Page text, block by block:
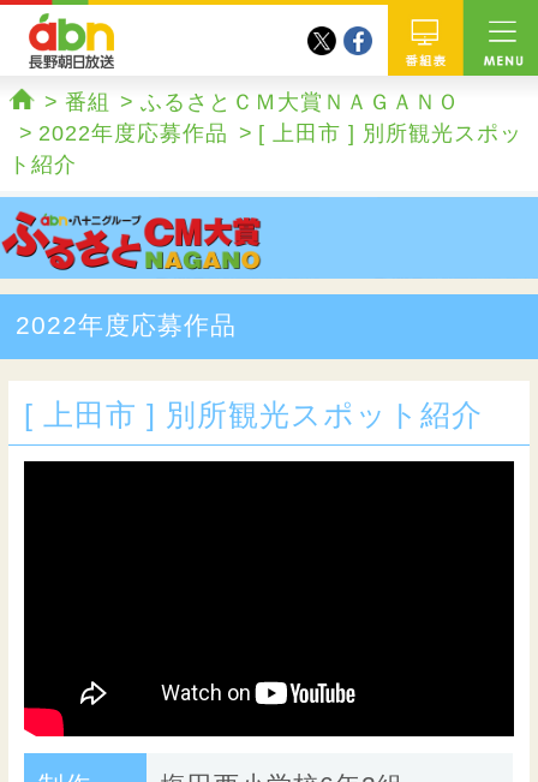
twitterfacebook
ホーム
番組
ふるさとＣＭ大賞ＮＡＧＡＮＯ
2022年度応募作品
[ 上田市 ] 別所観光スポッ
ト紹介
2022年度応募作品
[ 上田市 ] 別所観光スポット紹介